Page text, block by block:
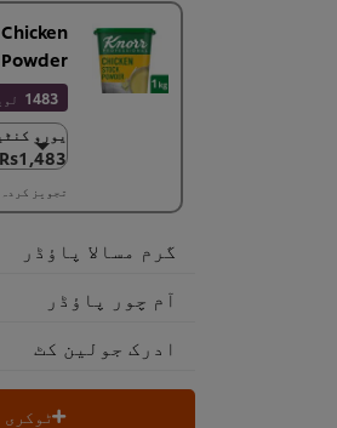
Powder
1483
یورو
Rs1,483
یورو
Rs1,483
6 × 1 کلوتجویز
گرم مسالا پاؤڈر
آم چور پاؤڈر
ادرک جولین کٹ
ٹوکری میں شامل کریں